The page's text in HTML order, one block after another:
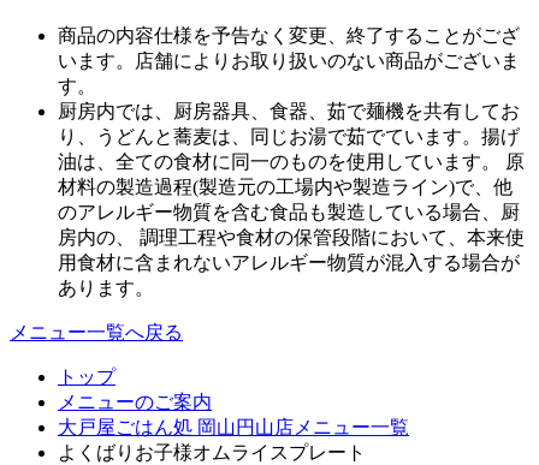
商品の内容仕様を予告なく変更、終了することがござ
います。店舗によりお取り扱いのない商品がございま
す。
厨房内では、厨房器具、食器、茹で麺機を共有してお
り、うどんと蕎麦は、同じお湯で茹でています。揚げ
油は、全ての食材に同一のものを使用しています。 原
材料の製造過程(製造元の工場内や製造ライン)で、他
のアレルギー物質を含む食品も製造している場合、厨
房内の、 調理工程や食材の保管段階において、本来使
用食材に含まれないアレルギー物質が混入する場合が
あります。
メニュー一覧へ戻る
トップ
メニューのご案内
大戸屋ごはん処 岡山円山店メニュー一覧
よくばりお子様オムライスプレート